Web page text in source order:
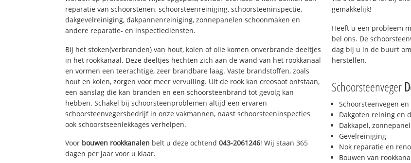
reparatie van schoorstenen, schoorsteenreiniging, schoorsteeninspectie,
dakgevelreiniging, dakpannenreiniging, zonnepanelen schoonmaken en
andere reparatie- en inspectiediensten.
Bij het stoken(verbranden) van hout, kolen of olie komen onverbrande deeltjes
in het rookkanaal. Deze deeltjes hechten zich aan de wand van het rookkanaal
en vormen een teerachtige, zeer brandbare laag. Vaste brandstoffen, zoals
hout en kolen, zorgen voor meer vervuiling. Uit de rook kan creosoot ontstaan,
een aanslag die kan branden en een schoorsteenbrand tot gevolg kan
hebben. Schakel bij schoorsteenproblemen altijd een ervaren
schoorsteenvegersbedrijf in onze vakmannen, naast schoorsteeninspecties
ook schoorstseenlekkages verhelpen.
Voor bouwen rookkanalen belt u deze ochtend043-2061246! Wij staan 365
dagen per jaar voor u klaar.
gemakkelijk!
Heeft u een probleem
bel ons. De
dag bij u in de buurt
herstellen.
Schoorsteenveger
Schoorsteenvegen
Dakgoten reining en
Dakkapel,
Gevelreiniging
Nok reparatie en
Bouwen van